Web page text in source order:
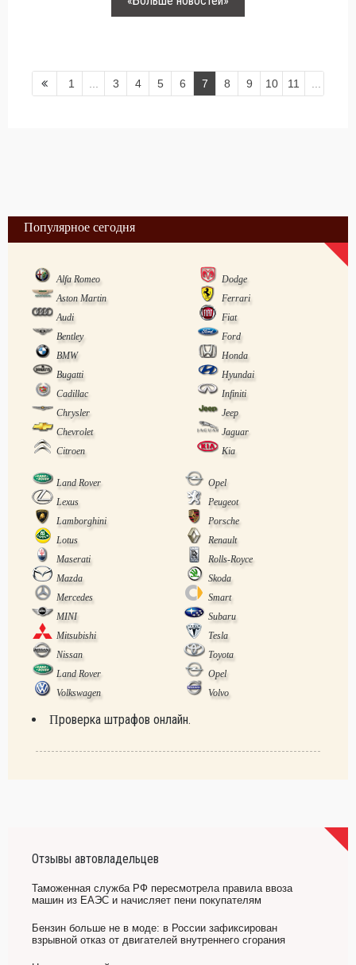
1 3 4 5 6 7 8 9 10 11
Популярное сегодня
Alfa Romeo
Dodge
Aston Martin
Ferrari
Audi
Fiat
Bentley
Ford
BMW
Honda
Bugatti
Hyundai
Cadillac
Infiniti
Chrysler
Jeep
Chevrolet
Jaguar
Citroen
Kia
Land Rover
Opel
Lexus
Peugeot
Lamborghini
Porsche
Lotus
Renault
Maserati
Rolls-Royce
Mazda
Skoda
Mercedes
Smart
MINI
Subaru
Mitsubishi
Tesla
Nissan
Toyota
Land Rover
Opel
Volkswagen
Volvo
Проверка штрафов онлайн.
Отзывы автовладельцев
Таможенная служба РФ пересмотрела правила ввоза
машин из ЕАЭС и начисляет пени покупателям
Бензин больше не в моде: в России зафиксирован
взрывной отказ от двигателей внутреннего сгорания